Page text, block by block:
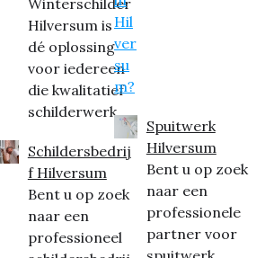
Hilversum is
dé oplossing
voor iedereen
die kwalitatief
schilderwerk...
Schildersbedrij
f Hilversum
Bent u op zoek
naar een
professioneel
Spuitwerk
Hilversum
Bent u op zoek
naar een
professionele
partner voor